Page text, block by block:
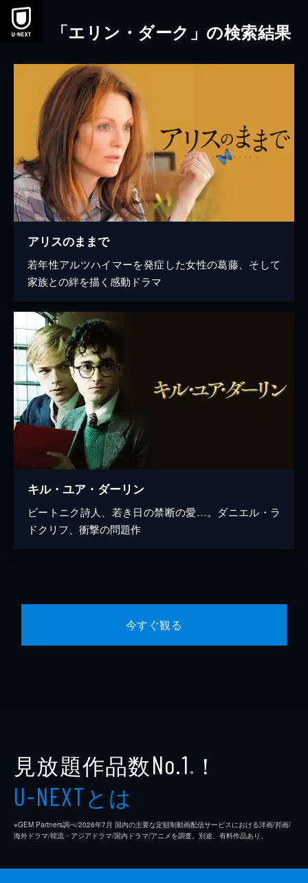
本文へスキップ
「エリン・ダーク」の検索結果
アリスのままで
若年性アルツハイマーを発症した女性の葛藤、そして
家族との絆を描く感動ドラマ
キル・ユア・ダーリン
ビートニク詩人、若き日の禁断の愛…。ダニエル・ラ
ドクリフ、衝撃の問題作
今すぐ観る
見放題作品数No.1 ※ ！
U-NEXTとは
※GEM Partners調べ/2026年7⽉ 国内の主要な定額制動画配信サービスにおける洋画/邦画/
海外ドラマ/韓流・アジアドラマ/国内ドラマ/アニメを調査。別途、有料作品あり。